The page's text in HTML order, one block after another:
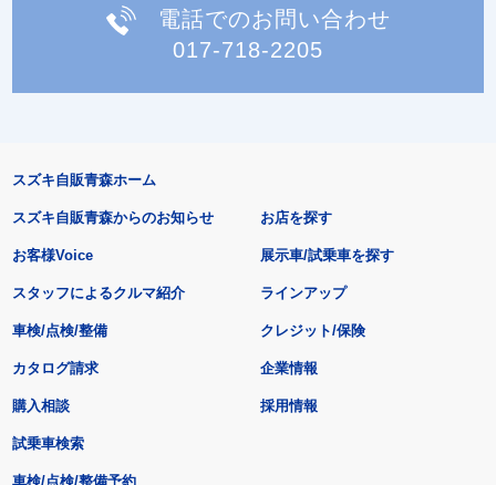
電話でのお問い合わせ
017-718-2205
スズキ自販青森ホーム
スズキ自販青森からのお知らせ
お客様Voice
スタッフによるクルマ紹介
お店を探す
展示車/試乗車を探す
ラインアップ
車検/点検/整備 クレジット/保険
カタログ請求
購入相談
試乗車検索
車検/点検/整備予約
企業情報
採用情報